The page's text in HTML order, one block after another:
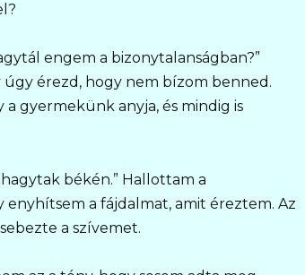
engem a bizonytalanságban?”
úgy érezd, hogy nem bízom benned.
gyermekünk anyja, és mindig is
békén.” Hallottam a
a fájdalmat, amit éreztem. Az
a szívemet.